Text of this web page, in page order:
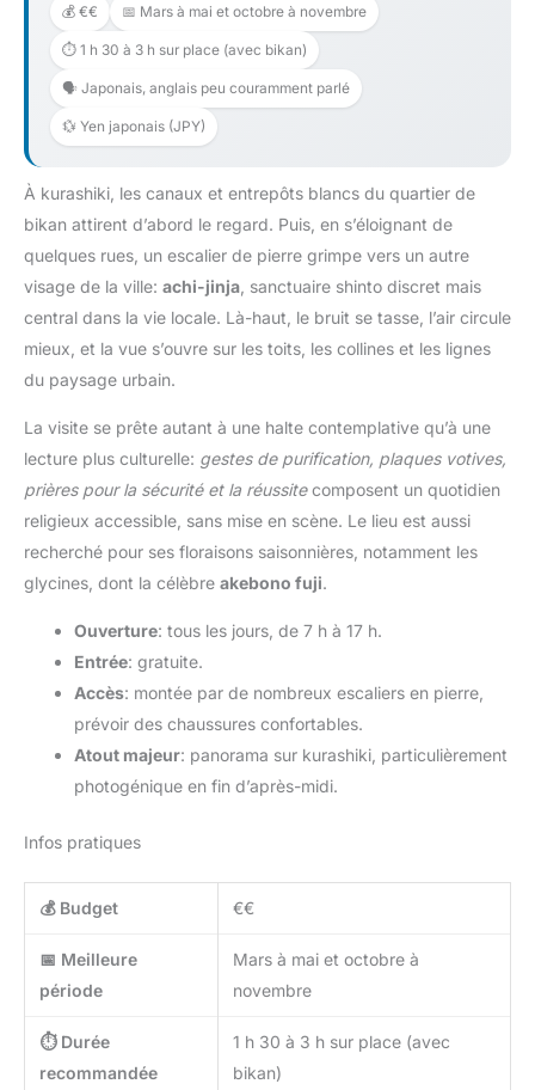
💰 €€ 📅 Mars à mai et octobre à novembre
⏱️ 1 h 30 à 3 h sur place (avec bikan)
🗣️ Japonais, anglais peu couramment parlé
💱 Yen japonais (JPY)
À kurashiki, les canaux et entrepôts blancs du quartier de
bikan attirent d’abord le regard. Puis, en s’éloignant de
quelques rues, un escalier de pierre grimpe vers un autre
visage de la ville: achi-jinja , sanctuaire shinto discret mais
central dans la vie locale. Là-haut, le bruit se tasse, l’air circule
mieux, et la vue s’ouvre sur les toits, les collines et les lignes
du paysage urbain.
La visite se prête autant à une halte contemplative qu’à une
lecture plus culturelle: gestes de purification, plaques votives,
prières pour la sécurité et la réussitecomposent un quotidien
religieux accessible, sans mise en scène. Le lieu est aussi
recherché pour ses floraisons saisonnières, notamment les
glycines, dont la célèbre akebono fuji.
Ouverture: tous les jours, de 7 h à 17 h.
Entrée: gratuite.
Accès: montée par de nombreux escaliers en pierre,
prévoir des chaussures confortables.
Atout majeur: panorama sur kurashiki, particulièrement
photogénique en fin d’après-midi.
Infos pratiques
💰 Budget €€
📅 Meilleure
période
Mars à mai et octobre à
novembre
⏱️ Durée
recommandée
1 h 30 à 3 h sur place (avec
bikan)